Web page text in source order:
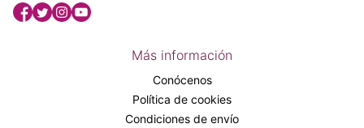
Más información
Conócenos
Política de cookies
Condiciones de envío